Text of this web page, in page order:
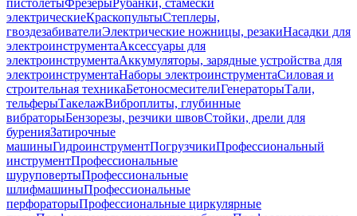
пистолетыФрезерыРубанки, стамески
электрическиеКраскопультыСтеплеры,
гвоздезабивателиЭлектрические ножницы, резакиНасадки для
электроинструментаАксессуары для
электроинструментаАккумуляторы, зарядные устройства для
электроинструментаНаборы электроинструментаСиловая и
строительная техникаБетоносмесителиГенераторыТали,
тельферыТакелажВиброплиты, глубинные
вибраторыБензорезы, резчики швовСтойки, дрели для
буренияЗатирочные
машиныГидроинструментПогрузчикиПрофессиональный
инструментПрофессиональные
шуруповертыПрофессиональные
шлифмашиныПрофессиональные
перфораторыПрофессиональные циркулярные